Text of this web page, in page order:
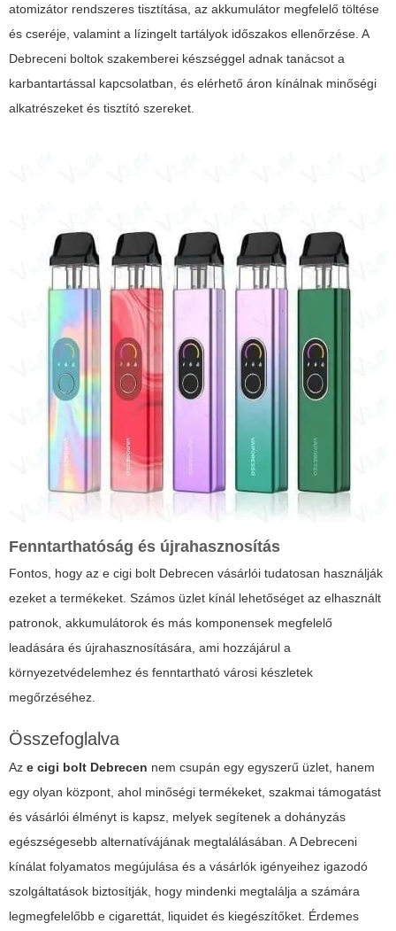
atomizátor rendszeres tisztítása, az akkumulátor megfelelő töltése
és cseréje, valamint a lízingelt tartályok időszakos ellenőrzése. A
Debreceni boltok szakemberei készséggel adnak tanácsot a
karbantartással kapcsolatban, és elérhető áron kínálnak minőségi
alkatrészeket és tisztító szereket.
Fenntarthatóság és újrahasznosítás
Fontos, hogy az e cigi bolt Debrecen vásárlói tudatosan használják
ezeket a termékeket. Számos üzlet kínál lehetőséget az elhasznált
patronok, akkumulátorok és más komponensek megfelelő
leadására és újrahasznosítására, ami hozzájárul a
környezetvédelemhez és fenntartható városi készletek
megőrzéséhez.
Összefoglalva
Az e cigi bolt Debrecen nem csupán egy egyszerű üzlet, hanem
egy olyan központ, ahol minőségi termékeket, szakmai támogatást
és vásárlói élményt is kapsz, melyek segítenek a dohányzás
egészségesebb alternatívájának megtalálásában. A Debreceni
kínálat folyamatos megújulása és a vásárlók igényeihez igazodó
szolgáltatások biztosítják, hogy mindenki megtalálja a számára
legmegfelelőbb e cigarettát, liquidet és kiegészítőket. Érdemes